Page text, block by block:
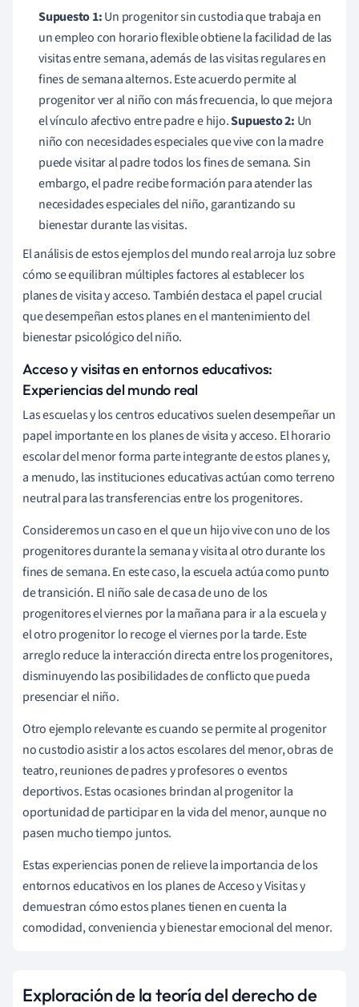
Supuesto 1:Un progenitor sin custodia que trabaja en
un empleo con horario flexible obtiene la facilidad de las
visitas entre semana, además de las visitas regulares en
fines de semana alternos. Este acuerdo permite al
progenitor ver al niño con más frecuencia, lo que mejora
el vínculo afectivo entre padre e hijo.Supuesto 2: Un
niño con necesidades especiales que vive con la madre
puede visitar al padre todos los fines de semana. Sin
embargo, el padre recibe formación para atender las
necesidades especiales del niño, garantizando su
bienestar durante las visitas.
El análisis de estos ejemplos del mundo real arroja luz sobre
cómo se equilibran múltiples factores al establecer los
planes de visita y acceso. También destaca el papel crucial
que desempeñan estos planes en el mantenimiento del
bienestar psicológico del niño.
Acceso y visitas en entornos educativos:
Experiencias del mundo real
Las escuelas y los centros educativos suelen desempeñar un
papel importante en los planes de visita y acceso. El horario
escolar del menor forma parte integrante de estos planes y,
a menudo, las instituciones educativas actúan como terreno
neutral para las transferencias entre los progenitores.
Consideremos un caso en el que un hijo vive con uno de los
progenitores durante la semana y visita al otro durante los
fines de semana. En este caso, la escuela actúa como punto
de transición. El niño sale de casa de uno de los
progenitores el viernes por la mañana para ir a la escuela y
el otro progenitor lo recoge el viernes por la tarde. Este
arreglo reduce la interacción directa entre los progenitores,
disminuyendo las posibilidades de conflicto que pueda
presenciar el niño.
Otro ejemplo relevante es cuando se permite al progenitor
no custodio asistir a los actos escolares del menor, obras de
teatro, reuniones de padres y profesores o eventos
deportivos. Estas ocasiones brindan al progenitor la
oportunidad de participar en la vida del menor, aunque no
pasen mucho tiempo juntos.
Estas experiencias ponen de relieve la importancia de los
entornos educativos en los planes de Acceso y Visitas y
demuestran cómo estos planes tienen en cuenta la
comodidad, conveniencia y bienestar emocional del menor.
Exploración de la teoría del derecho de